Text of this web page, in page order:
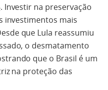
Investir na preservação
investimentos mais
que Lula reassumiu
o desmatamento
que o Brasil é um
na proteção das